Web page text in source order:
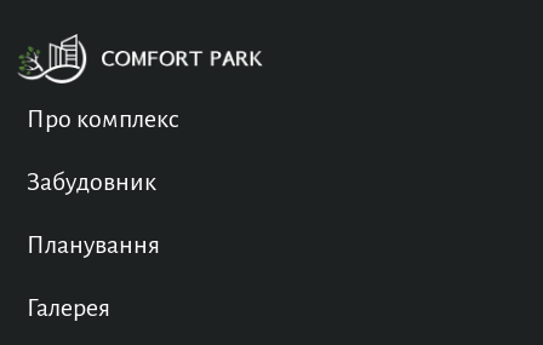
Про комплекс
Забудовник
Планування
Галерея